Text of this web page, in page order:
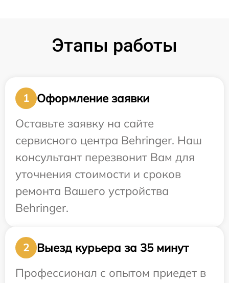
Этапы работы
1
Оформление заявки
Оставьте заявку на сайте
сервисного центра Behringer. Наш
консультант перезвонит Вам для
уточнения стоимости и сроков
ремонта Вашего устройства
Behringer.
2
Выезд курьера за 35 минут
Профессионал с опытом приедет в